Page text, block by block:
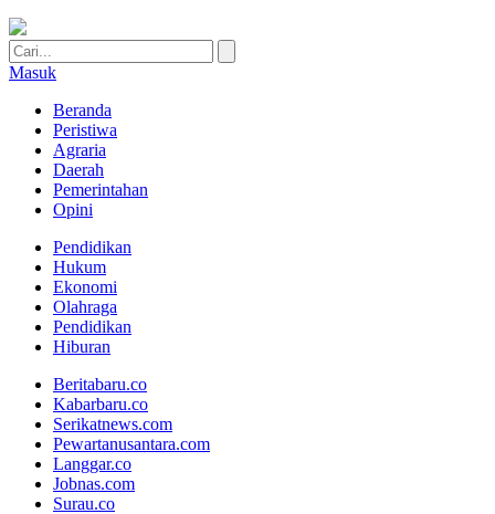
Masuk
Beranda
Peristiwa
Agraria
Daerah
Pemerintahan
Opini
Pendidikan
Hukum
Ekonomi
Olahraga
Pendidikan
Hiburan
Beritabaru.co
Kabarbaru.co
Serikatnews.com
Pewartanusantara.com
Langgar.co
Jobnas.com
Surau.co